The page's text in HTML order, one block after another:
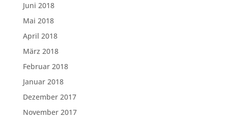
Juni 2018
Mai 2018
April 2018
März 2018
Februar 2018
Januar 2018
Dezember 2017
November 2017